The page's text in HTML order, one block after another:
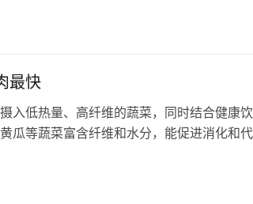
最快
入低热量、高纤维的蔬菜，同时结合健康
瓜等蔬菜富含纤维和水分，能促进消化和代